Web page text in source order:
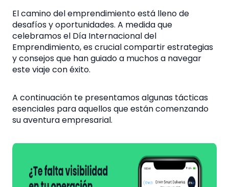
El camino del emprendimiento está lleno de
desafíos y oportunidades. A medida que
celebramos el Día Internacional del
Emprendimiento, es crucial compartir estrategias
y consejos que han guiado a muchos a navegar
este viaje con éxito.
A continuación te presentamos algunas tácticas
esenciales para aquellos que están comenzando
su aventura empresarial.